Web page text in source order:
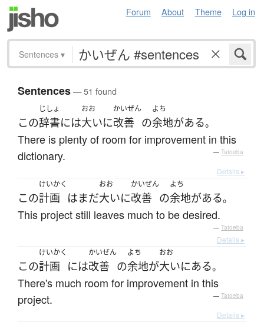
Forum About Theme Log in
Sentences ▾
Sentences— 51 found
この
じしょ
辞書には
おお
大いに
かいぜん
改善 の
よち
余地がある。
There is plenty of room for improvement in this
dictionary.
— Tatoeba
Details ▸
この
けいかく
計画 はまだ
おお
大いに
かいぜん
改善 の
よち
余地がある。
This project still leaves much to be desired.
— Tatoeba
Details ▸
この
けいかく
計画 には
かいぜん
改善 の
よち
余地が
おお
大いにある。
There's much room for improvement in this
project.
— Tatoeba
Details ▸